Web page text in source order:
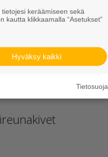
keräämiseen sekä
kautta klikkaamalla “Asetukset”
Hyväksy kaikki
Tietosuoja